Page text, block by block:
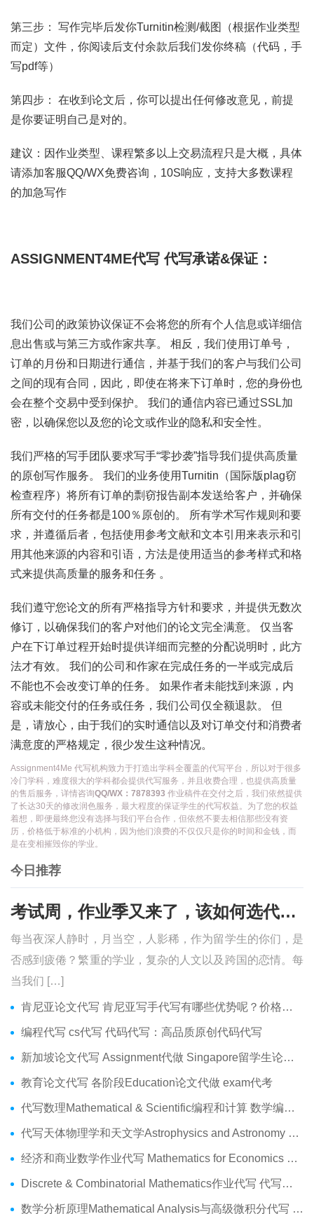
第三步： 写作完毕后发你Turnitin检测/截图（根据作业类型
而定）文件，你阅读后支付余款后我们发你终稿（代码，手
写pdf等）
第四步： 在收到论文后，你可以提出任何修改意见，前提
是你要证明自己是对的。
建议：因作业类型、课程繁多以上交易流程只是大概，具体
请添加客服QQ/WX免费咨询，10S响应，支持大多数课程
的加急写作
ASSIGNMENT4ME代写代写承诺&保证：
我们公司的政策协议保证不会将您的所有个人信息或详细信
息出售或与第三方或作家共享。 相反，我们使用订单号，
订单的月份和日期进行通信，并基于我们的客户与我们公司
之间的现有合同，因此，即使在将来下订单时，您的身份也
会在整个交易中受到保护。 我们的通信内容已通过SSL加
密，以确保您以及您的论文或作业的隐私和安全性。
我们严格的写手团队要求写手“零抄袭”指导我们提供高质量
的原创写作服务。 我们的业务使用Turnitin（国际版plag窃
检查程序）将所有订单的剽窃报告副本发送给客户，并确保
所有交付的任务都是100％原创的。 所有学术写作规则和要
求，并遵循后者，包括使用参考文献和文本引用来表示和引
用其他来源的内容和引语，方法是使用适当的参考样式和格
式来提供高质量的服务和任务 。
我们遵守您论文的所有严格指导方针和要求，并提供无数次
修订，以确保我们的客户对他们的论文完全满意。 仅当客
户在下订单过程开始时提供详细而完整的分配说明时，此方
法才有效。 我们的公司和作家在完成任务的一半或完成后
不能也不会改变订单的任务。 如果作者未能找到来源，内
容或未能交付的任务或任务，我们公司仅全额退款。 但
是，请放心，由于我们的实时通信以及对订单交付和消费者
满意度的严格规定，很少发生这种情况。
Assignment4Me 代写机构致力于打造出学科全覆盖的代写平台，所以对于很多
冷门学科，难度很大的学科都会提供代写服务，并且收费合理，也提供高质量
的售后服务，详情咨询QQ/WX：7878393 作业稿件在交付之后，我们依然提供
了长达30天的修改润色服务，最大程度的保证学生的代写权益。为了您的权益
着想，即便最终您没有选择与我们平台合作，但依然不要去相信那些没有资
历，价格低于标准的小机构，因为他们浪费的不仅仅只是你的时间和金钱，而
是在变相摧毁你的学业。
今日推荐
考试周，作业季又来了，该如何选代写？便宜的代写、代考会有哪些问题？
每当夜深人静时，月当空，人影稀，作为留学生的你们，是
否感到疲倦？繁重的学业，复杂的人文以及跨国的恋情。每
当我们 […]
肯尼亚论文代写 肯尼亚写手代写有哪些优势呢？价格便宜吗？
编程代写 cs代写 代码代写：高品质原创代码代写
新加坡论文代写 Assignment代做 Singapore留学生论文代写服务
教育论文代写 各阶段Education论文代做 exam代考
代写数理Mathematical & Scientific编程和计算 数学编程作业代做
代写天体物理学和天文学Astrophysics and Astronomy 天文学Assignment代做
经济和商业数学作业代写 Mathematics for Economics Business代做Online exam代考
Discrete & Combinatorial Mathematics作业代写 代写离散 组合数学Assignment代做
数学分析原理Mathematical Analysis与高级微积分代写 Assignment代做